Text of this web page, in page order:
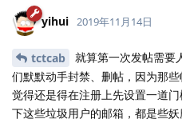
yihui 2019年11月14日
tctcab
就算第一次发帖需要
们默默动手封禁、删帖，因为那
觉得还是得在注册上先设置一道
下这些垃圾用户的邮箱，都是些